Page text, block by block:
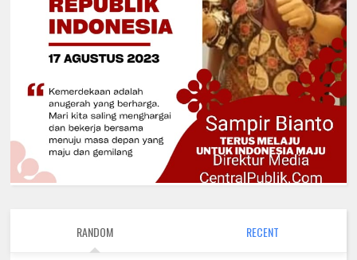
RANDOM RECENT